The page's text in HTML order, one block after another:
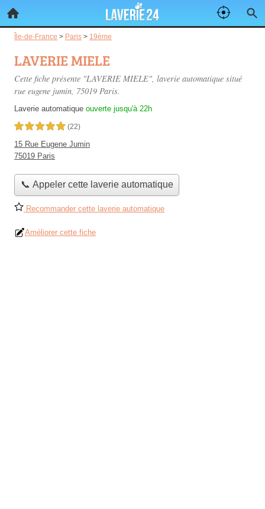
Île-de-France > Paris > 19ème
LAVERIE MIELE
Cette fiche présente "LAVERIE MIELE", laverie automatique situé
rue eugene jumin, 75019 Paris.
Laverie automatique ouverte jusqu'à 22h
5,0 étoiles sur 5 (22)
15 Rue Eugene Jumin
75019 Paris
📞 Appeler cette laverie automatique
Recommander cette laverie automatique
Améliorer cette fiche